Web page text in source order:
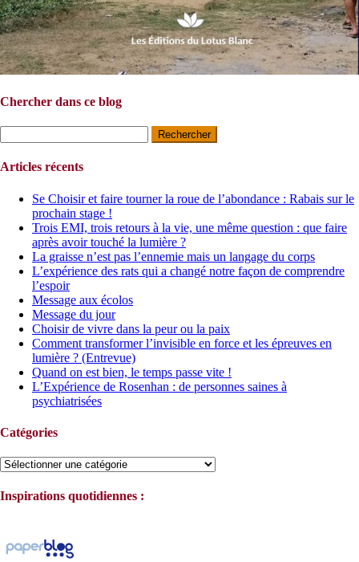
Chercher dans ce blog
Articles récents
Se Choisir et faire tourner la roue de l’abondance : Rabais sur le
prochain stage !
Trois EMI, trois retours à la vie, une même question : que faire
après avoir touché la lumière ?
La graisse n’est pas l’ennemie mais un langage du corps
L’expérience des rats qui a changé notre façon de comprendre
l’espoir
Message aux écolos
Message du jour
Choisir de vivre dans la peur ou la paix
Comment transformer l’invisible en force et les épreuves en
lumière ? (Entrevue)
Quand on est bien, le temps passe vite !
L’Expérience de Rosenhan : de personnes saines à
psychiatrisées
Catégories
Catégories
Inspirations quotidiennes :